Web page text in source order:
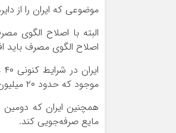
موضوعی که ایران را از
البته با اصلاح الگوی
اصلاح الگوی مصرف باید
موجود که حدود ۲۰ میلیون متر مکعب می‌شود، افزایش مصرف بنزین را کنترل کرد.
همچنین ایران که
مایع صرفه‌جویی کند.